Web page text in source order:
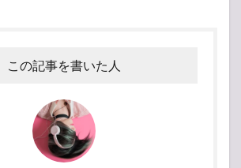
この記事を書いた人